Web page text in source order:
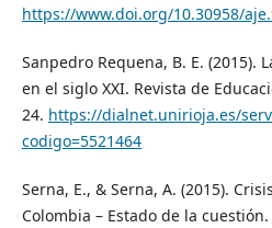
https://www.doi.org/10.30958/
Sanpedro Requena, B. E. (2015).
en el siglo XXI. Revista de
24. https://dialnet.unirioja.es/
codigo=5521464
Serna, E., & Serna, A. (2015).
Colombia – Estado de la